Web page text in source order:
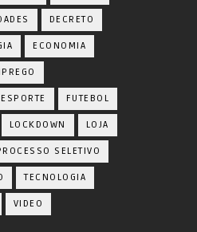
DECRETO
ECONOMIA
ESPORTE FUTEBOL
LOCKDOWN LOJA
SELETIVO
TECNOLOGIA
VIDEO